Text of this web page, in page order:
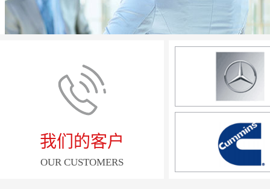
我们的客户
OUR CUSTOMERS